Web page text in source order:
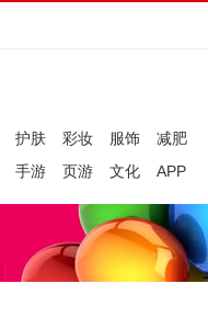
护肤 彩妆 服饰
减肥
手游 页游 文化 APP